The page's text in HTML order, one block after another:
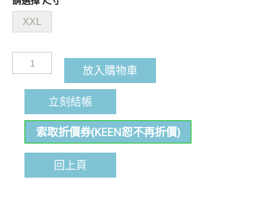
XXL
放入購物車
立刻結帳
索取折價券(KEEN恕不再折價)
回上頁